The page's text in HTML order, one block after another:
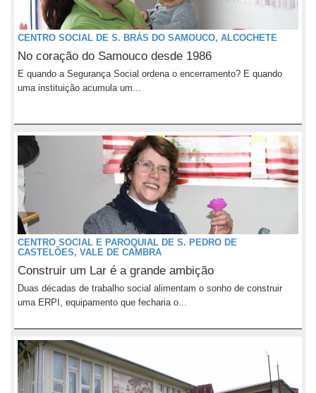
CENTRO SOCIAL DE S. BRÁS DO SAMOUCO, ALCOCHETE
No coração do Samouco desde 1986
E quando a Segurança Social ordena o encerramento? E quando
uma instituição acumula um...
CENTRO SOCIAL E PAROQUIAL DE S. PEDRO DE
CASTELÕES, VALE DE CAMBRA
Construir um Lar é a grande ambição
Duas décadas de trabalho social alimentam o sonho de construir
uma ERPI, equipamento que fecharia o...